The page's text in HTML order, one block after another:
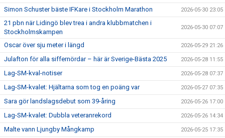
Simon Schuster bäste IFKare i Stockholm Marathon 2026-05-30 23:05
21 pbn när Lidingö blev trea i andra klubbmatchen i
Stockholmskampen
2026-05-30 07:07
Oscar över sju meter i längd 2026-05-29 21:26
Julafton för alla siffernördar – här är Sverige-Bästa 2025 2026-05-28 11:55
Lag-SM-kval-notiser 2026-05-28 07:37
Lag-SM-kvalet: Hjältarna som tog en poäng var 2026-05-27 07:35
Sara gör landslagsdebut som 39-åring 2026-05-26 17:00
Lag-SM-kvalet: Dubbla veteranrekord 2026-05-26 14:34
Malte vann Ljungby Mångkamp 2026-05-25 17:35